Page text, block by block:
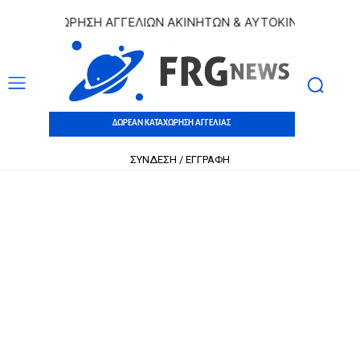
ΑΓΓΕΛΙΩΝ ΑΚΙΝΗΤΩΝ & ΑΥΤΟΚΙΝΗΤΩΝ |
ΔΩΡΕΑΝ ΚΑΤΑΧΩΡΗΣΗ ΑΓΓΕΛΙΑΣ
ΣΥΝΔΕΣΗ / ΕΓΓΡΑΦΗ